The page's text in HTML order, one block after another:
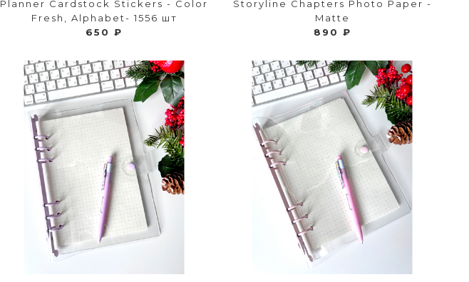
Planner Cardstock Stickers - Color
Fresh, Alphabet- 1556 шт
650 ₽
Storyline Chapters Photo Paper -
Matte
890 ₽